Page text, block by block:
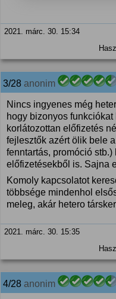
2021. márc. 30. 15:34
3/28 anonim
Nincs ingyenes még
hogy bizonyos
korlátozottan előfizetés
fejlesztők azért ölik bele
fenntartás, promóció
előfizetésekből is. Sajna
Komoly kapcsolatot
többsége mindenhol
meleg, akár hetero
2021. márc. 30. 15:35
4/28 anonim